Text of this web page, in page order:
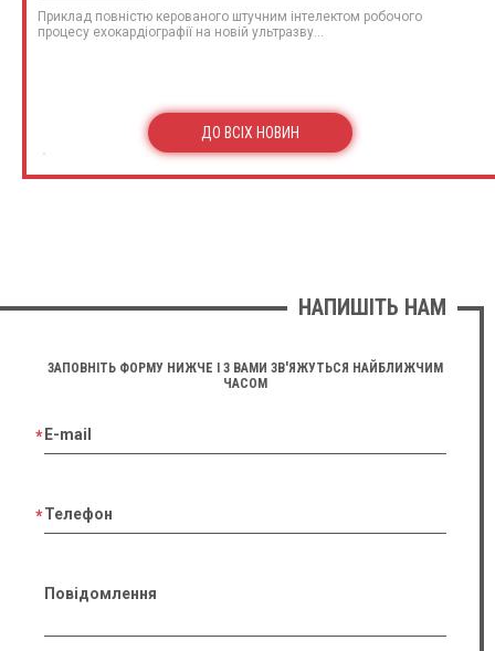
Приклад повністю керованого штучним інтелектом робочого
процесу ехокардіографії на новій ультразву...
ДО ВСІХ НОВИН
НАПИШІТЬ НАМ
ЗАПОВНІТЬ ФОРМУ НИЖЧЕ І З ВАМИ ЗВ'ЯЖУТЬСЯ НАЙБЛИЖЧИМ
ЧАСОМ
E-mail
Телефон
Повідомлення